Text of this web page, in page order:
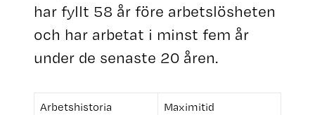
har fyllt 58 år före arbetslösheten
och har arbetat i minst fem år
under de senaste 20 åren.
Arbetshistoria
Maximitid